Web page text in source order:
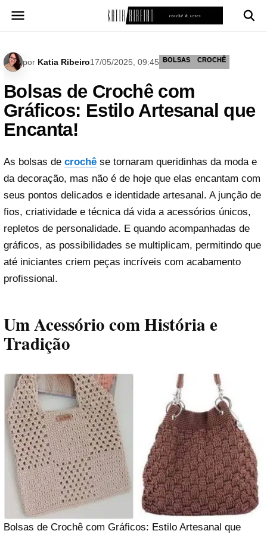
para
por Katia Ribeiro17/05/2025, 09:45 BOLSAS CROCHÊ
Bolsas de Crochê com
Gráficos: Estilo Artesanal que
Encanta!
As bolsas de crochê se tornaram queridinhas da moda e
da decoração, mas não é de hoje que elas encantam com
seus pontos delicados e identidade artesanal. A junção de
fios, criatividade e técnica dá vida a acessórios únicos,
repletos de personalidade. E quando acompanhadas de
gráficos, as possibilidades se multiplicam, permitindo que
até iniciantes criem peças incríveis com acabamento
profissional.
Um Acessório com História e
Tradição
Bolsas de Crochê com Gráficos: Estilo Artesanal que